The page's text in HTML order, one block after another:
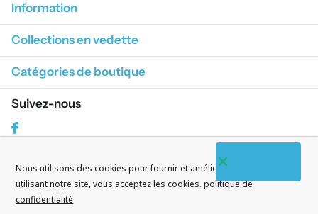
Information
Collections en vedette
Catégories de boutique
Suivez-nous
S'abonner à nos courriels
Nous utilisons des cookies pour fournir et améliorer nos services. En
utilisant notre site, vous acceptez les cookies. politique de
confidentialité